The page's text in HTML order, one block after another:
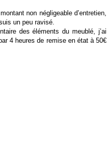
non négligeable d’entretien,
un peu ravisé.
des éléments du meublé, j’ai
4 heures de remise en état à 50€